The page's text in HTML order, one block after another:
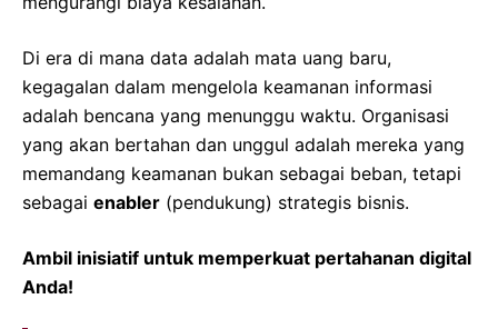
Di era di mana data adalah mata uang baru,
kegagalan dalam mengelola keamanan informasi
adalah bencana yang menunggu waktu. Organisasi
yang akan bertahan dan unggul adalah mereka yang
memandang keamanan bukan sebagai beban, tetapi
sebagai enabler (pendukung) strategis bisnis.
Ambil inisiatif untuk memperkuat pertahanan digital
Anda!